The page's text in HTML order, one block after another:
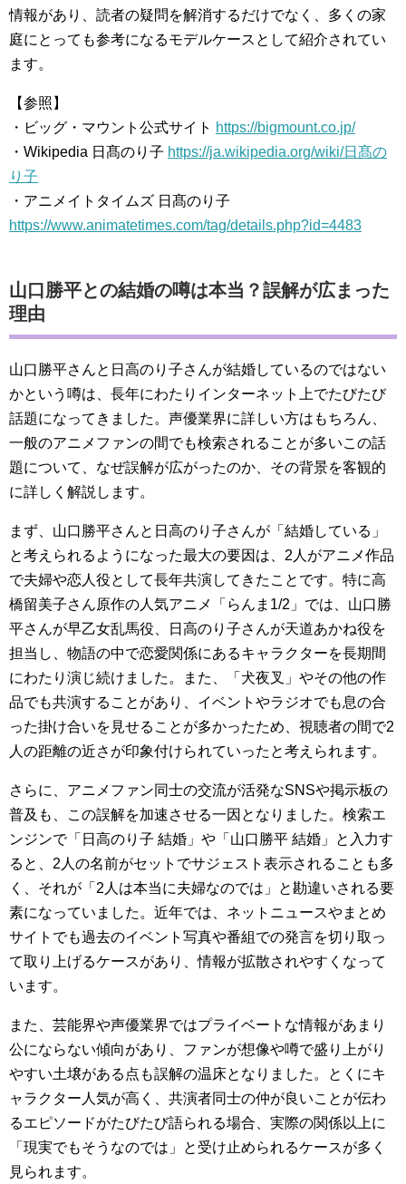
情報があり、読者の疑問を解消するだけでなく、多くの家
庭にとっても参考になるモデルケースとして紹介されてい
ます。
【参照】
・ビッグ・マウント公式サイト https://bigmount.co.jp/
・Wikipedia 日髙のり子 https://ja.wikipedia.org/wiki/日髙の
り子
・アニメイトタイムズ 日髙のり子
https://www.animatetimes.com/tag/details.php?id=4483
山口勝平との結婚の噂は本当？誤解が広まった
理由
山口勝平さんと日高のり子さんが結婚しているのではない
かという噂は、長年にわたりインターネット上でたびたび
話題になってきました。声優業界に詳しい方はもちろん、
一般のアニメファンの間でも検索されることが多いこの話
題について、なぜ誤解が広がったのか、その背景を客観的
に詳しく解説します。
まず、山口勝平さんと日高のり子さんが「結婚している」
と考えられるようになった最大の要因は、2人がアニメ作品
で夫婦や恋人役として長年共演してきたことです。特に高
橋留美子さん原作の人気アニメ「らんま1/2」では、山口勝
平さんが早乙女乱馬役、日高のり子さんが天道あかね役を
担当し、物語の中で恋愛関係にあるキャラクターを長期間
にわたり演じ続けました。また、「犬夜叉」やその他の作
品でも共演することがあり、イベントやラジオでも息の合
った掛け合いを見せることが多かったため、視聴者の間で2
人の距離の近さが印象付けられていったと考えられます。
さらに、アニメファン同士の交流が活発なSNSや掲示板の
普及も、この誤解を加速させる一因となりました。検索エ
ンジンで「日高のり子 結婚」や「山口勝平 結婚」と入力す
ると、2人の名前がセットでサジェスト表示されることも多
く、それが「2人は本当に夫婦なのでは」と勘違いされる要
素になっていました。近年では、ネットニュースやまとめ
サイトでも過去のイベント写真や番組での発言を切り取っ
て取り上げるケースがあり、情報が拡散されやすくなって
います。
また、芸能界や声優業界ではプライベートな情報があまり
公にならない傾向があり、ファンが想像や噂で盛り上がり
やすい土壌がある点も誤解の温床となりました。とくにキ
ャラクター人気が高く、共演者同士の仲が良いことが伝わ
るエピソードがたびたび語られる場合、実際の関係以上に
「現実でもそうなのでは」と受け止められるケースが多く
見られます。